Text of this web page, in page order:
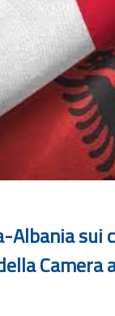
Albania sui
Camera